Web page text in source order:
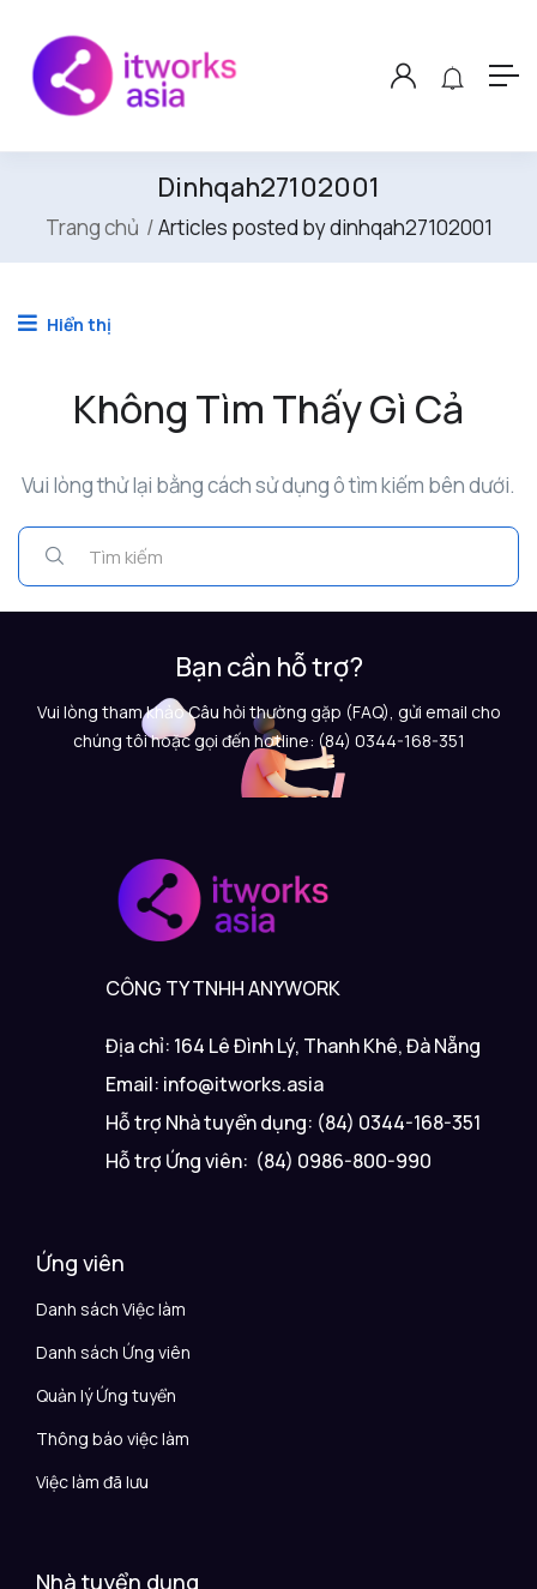
Dinhqah27102001
Trang chủ Articles posted by dinhqah27102001
Hiển thị
Không Tìm Thấy Gì Cả
Vui lòng thử lại bằng cách sử dụng ô tìm kiếm bên dưới.
Bạn cần hỗ trợ?
Vui lòng tham khảo Câu hỏi thường gặp (FAQ), gửi email cho
chúng tôi hoặc gọi đến hotline: (84) 0344-168-351
CÔNG TY TNHH ANYWORK
Địa chỉ: 164 Lê Đình Lý, Thanh Khê, Đà Nẵng
Email: info@itworks.asia
Hỗ trợ Nhà tuyển dụng: (84) 0344-168-351
Hỗ trợ Ứng viên: (84) 0986-800-990
Ứng viên
Danh sách Việc làm
Danh sách Ứng viên
Quản lý Ứng tuyển
Thông báo việc làm
Việc làm đã lưu
Nhà tuyển dụng